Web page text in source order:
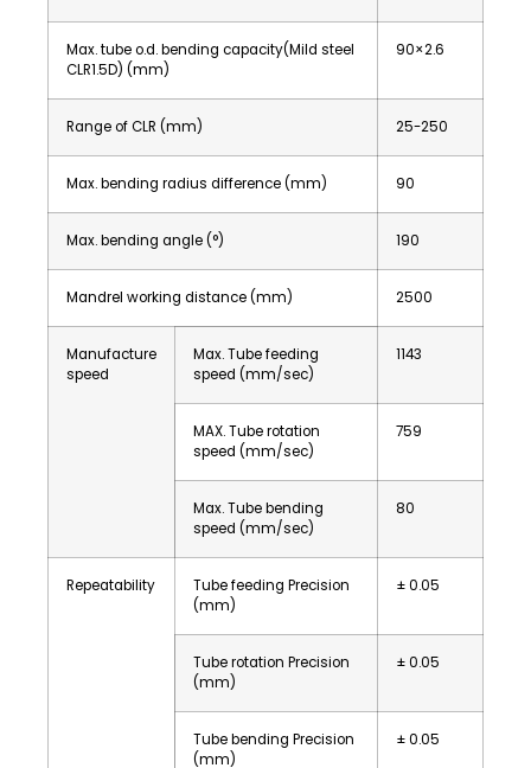
Max. tube o.d. bending capacity(Mild steel
CLR1.5D) (mm)
90×2.6
Range of CLR (mm) 25-250
Max. bending radius difference (mm) 90
Max. bending angle (°) 190
Mandrel working distance (mm) 2500
Manufacture
speed
Max. Tube feeding
speed (mm/sec)
1143
MAX. Tube rotation
speed (mm/sec)
759
Max. Tube bending
speed (mm/sec)
80
Repeatability
Tube feeding Precision
(mm)
± 0.05
Tube rotation Precision
(mm)
± 0.05
Tube bending Precision
(mm)
± 0.05